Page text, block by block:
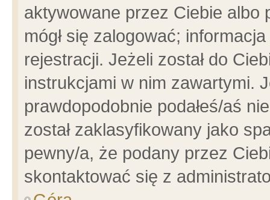
aktywowane przez Ciebie albo
mógł się zalogować;
rejestracji. Jeżeli został do
instrukcjami w nim zawartymi.
prawdopodobnie podałeś/aś
został zaklasyfikowany jako
pewny/a, że podany przez
skontaktować się z